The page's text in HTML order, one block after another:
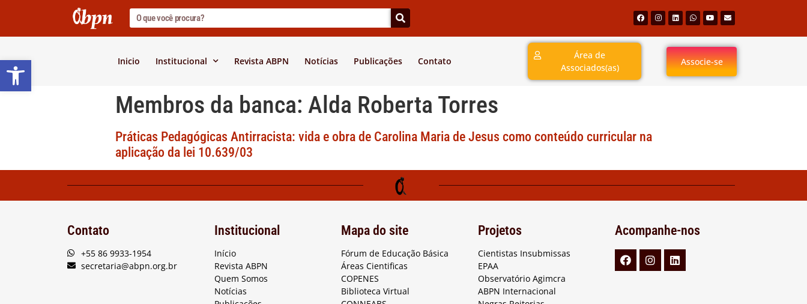
Barra de Ferramentas Aberta
Inicio Institucional Revista ABPN Notícias Publicações Contato
Área de
Associados(as)
Associe-se
Membros da banca: Alda Roberta Torres
Práticas Pedagógicas Antirracista: vida e obra de Carolina Maria de Jesus como conteúdo curricular na
aplicação da lei 10.639/03
Contato
+55 86 9933-1954
secretaria@abpn.org.br
Institucional
Início
Revista ABPN
Quem Somos
Notícias
Mapa do site
Fórum de Educação Básica
Áreas Cientificas
COPENES
Biblioteca Virtual
Projetos
Cientistas Insubmissas
EPAA
Observatório Agimcra
ABPN Internacional
Acompanhe-nos